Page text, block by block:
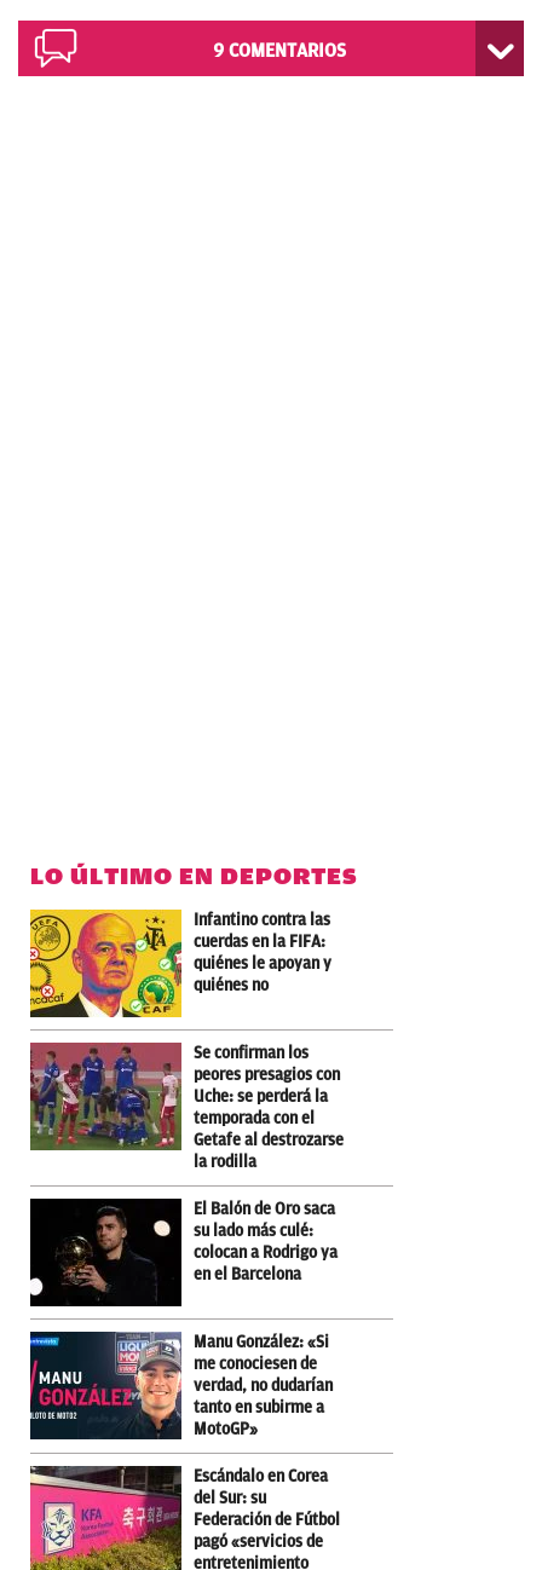
9 COMENTARIOS
LO ÚLTIMO EN DEPORTES
Infantino contra las
cuerdas en la FIFA:
quiénes le apoyan y
quiénes no
Se confirman los
peores presagios con
Uche: se perderá la
temporada con el
Getafe al destrozarse
la rodilla
El Balón de Oro saca
su lado más culé:
colocan a Rodrigo ya
en el Barcelona
Manu González: «Si
me conociesen de
verdad, no dudarían
tanto en subirme a
MotoGP»
Escándalo en Corea
del Sur: su
Federación de Fútbol
pagó «servicios de
entretenimiento